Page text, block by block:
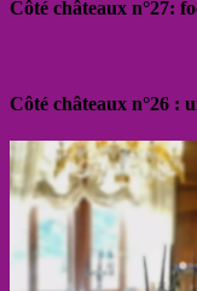
Côté châteaux n°27:
Côté châteaux n°26 :